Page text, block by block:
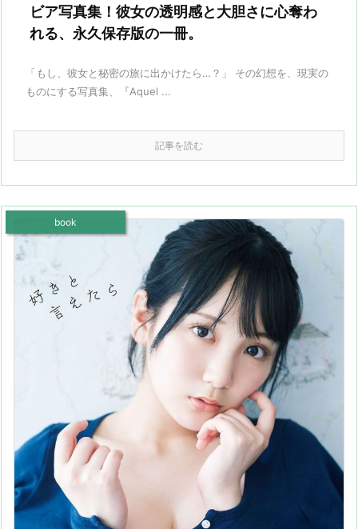
ビア写真集！彼女の透明感と大胆さに心奪わ
れる、永久保存版の一冊。
「もし、彼女と秘密の旅に出かけたら…？」 その幻想を、現実の
ものにする写真集、『Aquel ...
記事を読む
book